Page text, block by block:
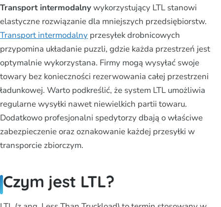
Transport intermodalnywykorzystujący LTL stanowi
elastyczne rozwiązanie dla mniejszych przedsiębiorstw.
Transport intermodalny przesyłek drobnicowych
przypomina układanie puzzli, gdzie każda przestrzeń jest
optymalnie wykorzystana. Firmy mogą wysyłać swoje
towary bez konieczności rezerwowania całej przestrzeni
ładunkowej. Warto podkreślić, że system LTL umożliwia
regularne wysyłki nawet niewielkich partii towaru.
Dodatkowo profesjonalni spedytorzy dbają o właściwe
zabezpieczenie oraz oznakowanie każdej przesyłki w
transporcie zbiorczym.
Czym jest LTL?